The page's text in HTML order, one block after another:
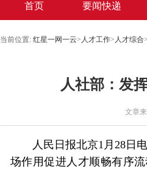
首页 要闻快递
当前位置: 红星一网一云> 人才工作> 人才综合>
人社部：发
文章
人民日报北京1月28日
场作用促进人才顺畅有序